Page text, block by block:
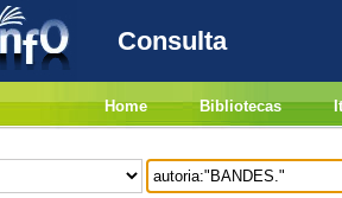
Consulta
Home Bibliotecas